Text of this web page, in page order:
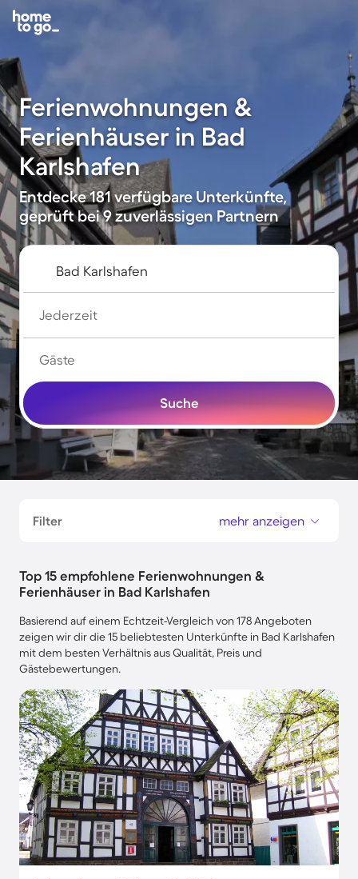
Ferienwohnungen &
Ferienhäuser in Bad
Karlshafen
Entdecke 181 verfügbare Unterkünfte,
geprüft bei 9 zuverlässigen Partnern
Jederzeit
Gäste
Suche
Filter mehr anzeigen
Top 15 empfohlene Ferienwohnungen &
Ferienhäuser in Bad Karlshafen
Basierend auf einem Echtzeit-Vergleich von 178 Angeboten
zeigen wir dir die 15 beliebtesten Unterkünfte in Bad Karlshafen
mit dem besten Verhältnis aus Qualität, Preis und
Gästebewertungen.